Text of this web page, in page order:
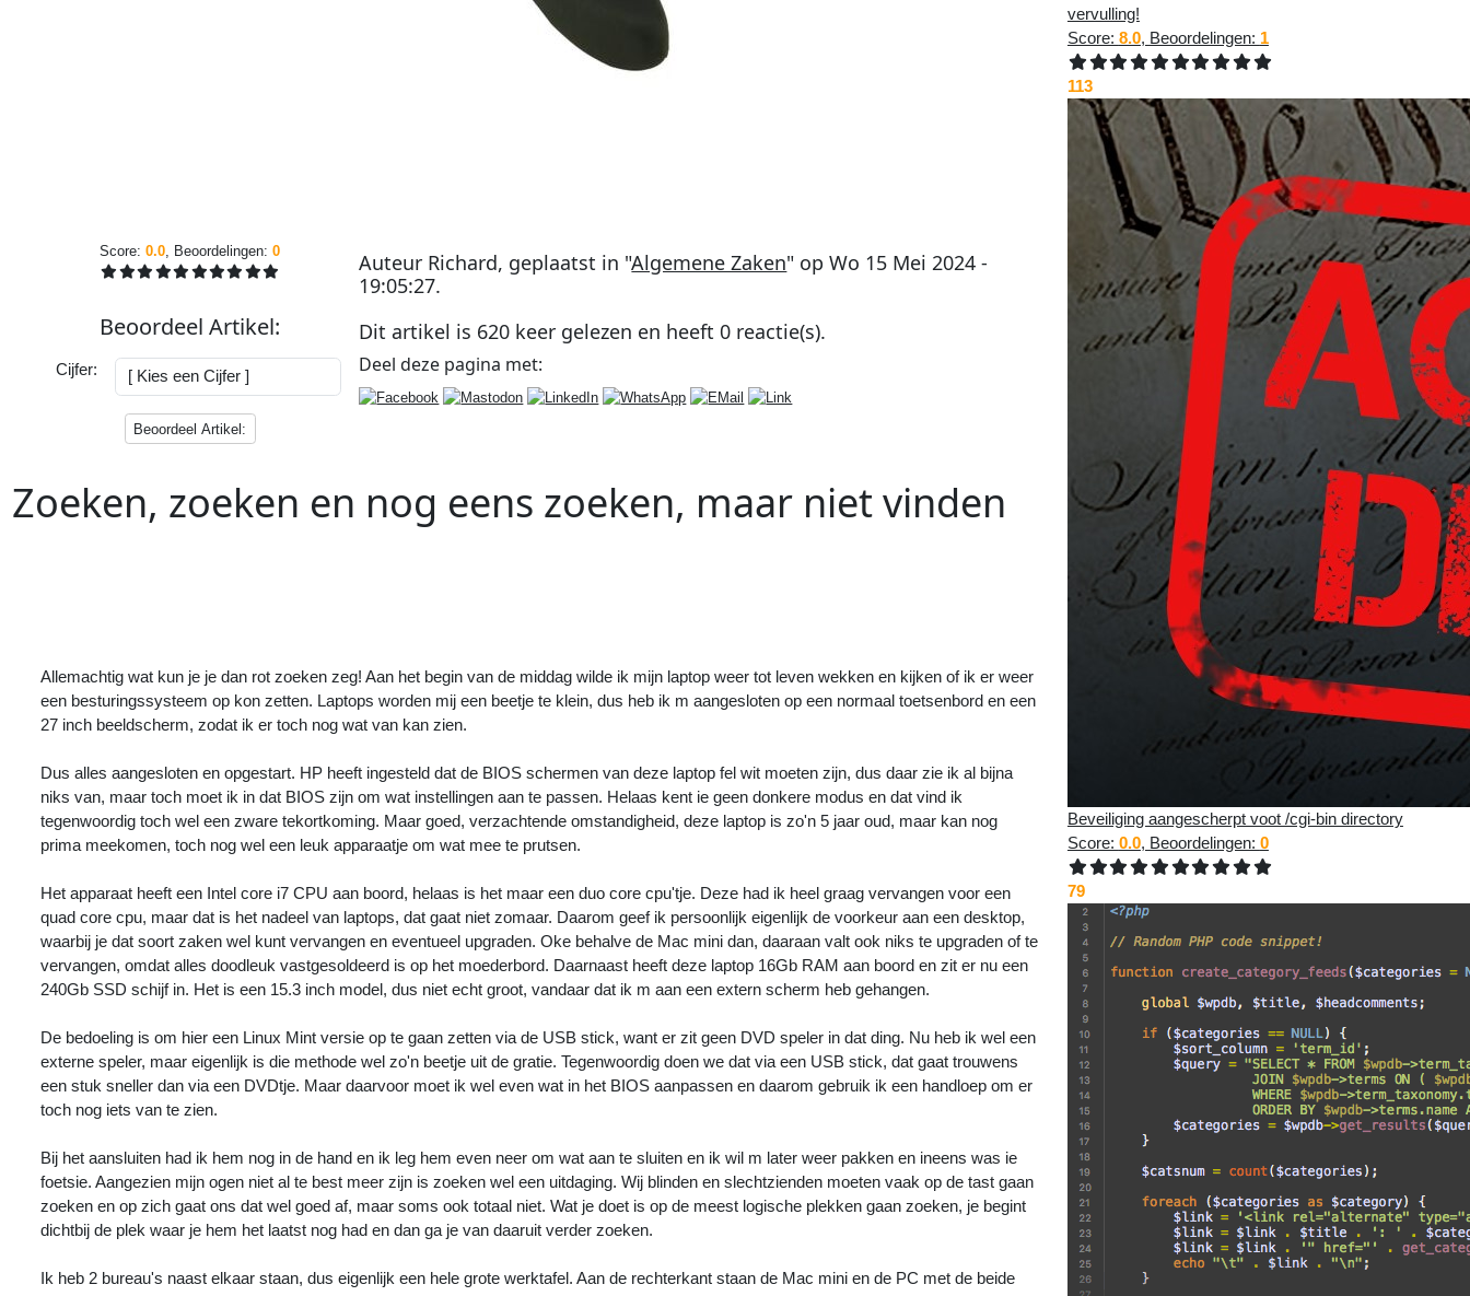
Score:0.0 , Beoordelingen:0
BeoordeelArtikel:
Cijfer:
Beoordeel Artikel:
Auteur Richard, geplaatst in "Algemene Zaken" opWo 15 Mei 2024 -
19:05:27.
Dit artikel is 620 keer gelezen en heeft0 reactie(s).
Deel deze pagina met:
Zoeken, zoeken en nog eens zoeken, maar niet vinden
Allemachtig wat kun je je dan rot zoeken zeg! Aan het begin van de middag wilde ik mijn laptop weer tot leven wekken en kijken of ik er weer
een besturingssysteem op kon zetten. Laptops worden mij een beetje te klein, dus heb ik m aangesloten op een normaal toetsenbord en een
27 inch beeldscherm, zodat ik er toch nog wat van kan zien.
Dus alles aangesloten en opgestart. HP heeft ingesteld dat de BIOS schermen van deze laptop fel wit moeten zijn, dus daar zie ik al bijna
niks van, maar toch moet ik in dat BIOS zijn om wat instellingen aan te passen. Helaas kent ie geen donkere modus en dat vind ik
tegenwoordig toch wel een zware tekortkoming. Maar goed, verzachtende omstandigheid, deze laptop is zo'n 5 jaar oud, maar kan nog
prima meekomen, toch nog wel een leuk apparaatje om wat mee te prutsen.
Het apparaat heeft een Intel core i7 CPU aan boord, helaas is het maar een duo core cpu'tje. Deze had ik heel graag vervangen voor een
quad core cpu, maar dat is het nadeel van laptops, dat gaat niet zomaar. Daarom geef ik persoonlijk eigenlijk de voorkeur aan een desktop,
waarbij je dat soort zaken wel kunt vervangen en eventueel upgraden. Oke behalve de Mac mini dan, daaraan valt ook niks te upgraden of te
vervangen, omdat alles doodleuk vastgesoldeerd is op het moederbord. Daarnaast heeft deze laptop 16Gb RAM aan boord en zit er nu een
240Gb SSD schijf in. Het is een 15.3 inch model, dus niet echt groot, vandaar dat ik m aan een extern scherm heb gehangen.
De bedoeling is om hier een Linux Mint versie op te gaan zetten via de USB stick, want er zit geen DVD speler in dat ding. Nu heb ik wel een
externe speler, maar eigenlijk is die methode wel zo'n beetje uit de gratie. Tegenwoordig doen we dat via een USB stick, dat gaat trouwens
een stuk sneller dan via een DVDtje. Maar daarvoor moet ik wel even wat in het BIOS aanpassen en daarom gebruik ik een handloep om er
toch nog iets van te zien.
Bij het aansluiten had ik hem nog in de hand en ik leg hem even neer om wat aan te sluiten en ik wil m later weer pakken en ineens was ie
foetsie. Aangezien mijn ogen niet al te best meer zijn is zoeken wel een uitdaging. Wij blinden en slechtzienden moeten vaak op de tast gaan
zoeken en op zich gaat ons dat wel goed af, maar soms ook totaal niet. Wat je doet is op de meest logische plekken gaan zoeken, je begint
dichtbij de plek waar je hem het laatst nog had en dan ga je van daaruit verder zoeken.
Ik heb 2 bureau's naast elkaar staan, dus eigenlijk een hele grote werktafel. Aan de rechterkant staan de Mac mini en de PC met de beide
vervulling!
Score: 8.0, Beoordelingen: 1
113
Beveiliging aangescherpt voot /cgi-bin directory
Score: 0.0, Beoordelingen: 0
79